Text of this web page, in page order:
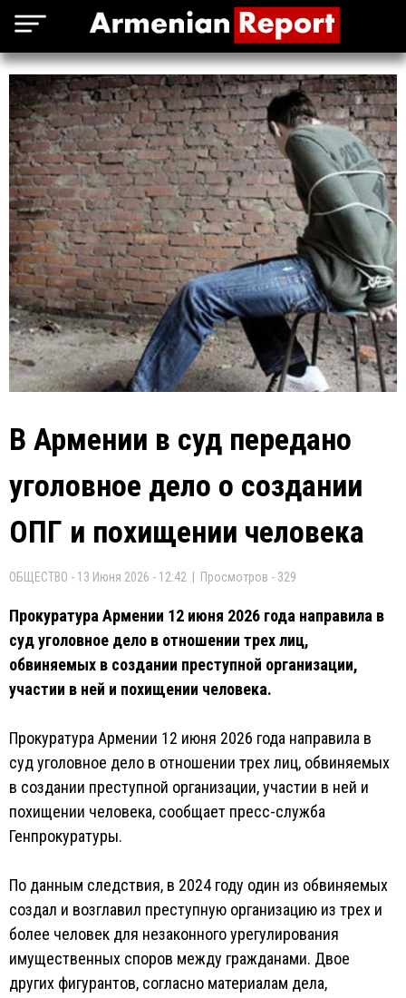
В Армении в суд передано
уголовное дело о создании
ОПГ и похищении человека
ОБЩЕСТВО - 13 Июня 2026 - 12:42 | Просмотров - 329
Прокуратура Армении 12 июня 2026 года направила в
суд уголовное дело в отношении трех лиц,
обвиняемых в создании преступной организации,
участии в ней и похищении человека.
Прокуратура Армении 12 июня 2026 года направила в
суд уголовное дело в отношении трех лиц, обвиняемых
в создании преступной организации, участии в ней и
похищении человека, сообщает пресс-служба
Генпрокуратуры.
По данным следствия, в 2024 году один из обвиняемых
создал и возглавил преступную организацию из трех и
более человек для незаконного урегулирования
имущественных споров между гражданами. Двое
других фигурантов, согласно материалам дела,